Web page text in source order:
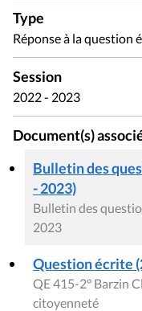
Type
Réponse à la question
Session
2022 - 2023
Document(s)
Bulletin des
- 2023)
Bulletin des
2023
Question écrite
QE 415-2° Barzin
citoyenneté